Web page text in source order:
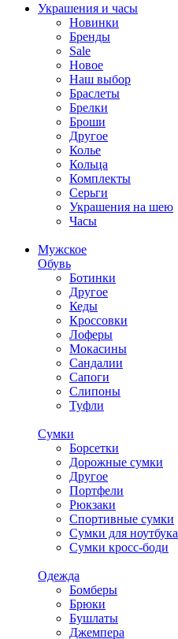
Украшения и часы
Новинки
Бренды
Sale
Новое
Наш выбор
Браслеты
Брелки
Броши
Другое
Колье
Кольца
Комплекты
Серьги
Украшения на шею
Часы
Мужское
Обувь
Ботинки
Другое
Кеды
Кроссовки
Лоферы
Мокасины
Сандалии
Сапоги
Слипоны
Туфли
Сумки
Борсетки
Дорожные сумки
Другое
Портфели
Рюкзаки
Спортивные сумки
Сумки для ноутбука
Сумки кросс-боди
Одежда
Бомберы
Брюки
Бушлаты
Джемпера